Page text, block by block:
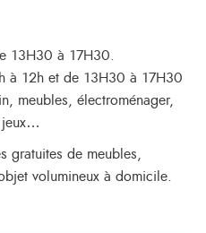
13H30 à 17H30.
à 12h et de 13H30 à 17H30
meubles, électroménager,
jeux…
gratuites de meubles,
volumineux à domicile.